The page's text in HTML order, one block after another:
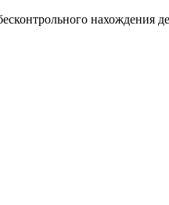
нахождения